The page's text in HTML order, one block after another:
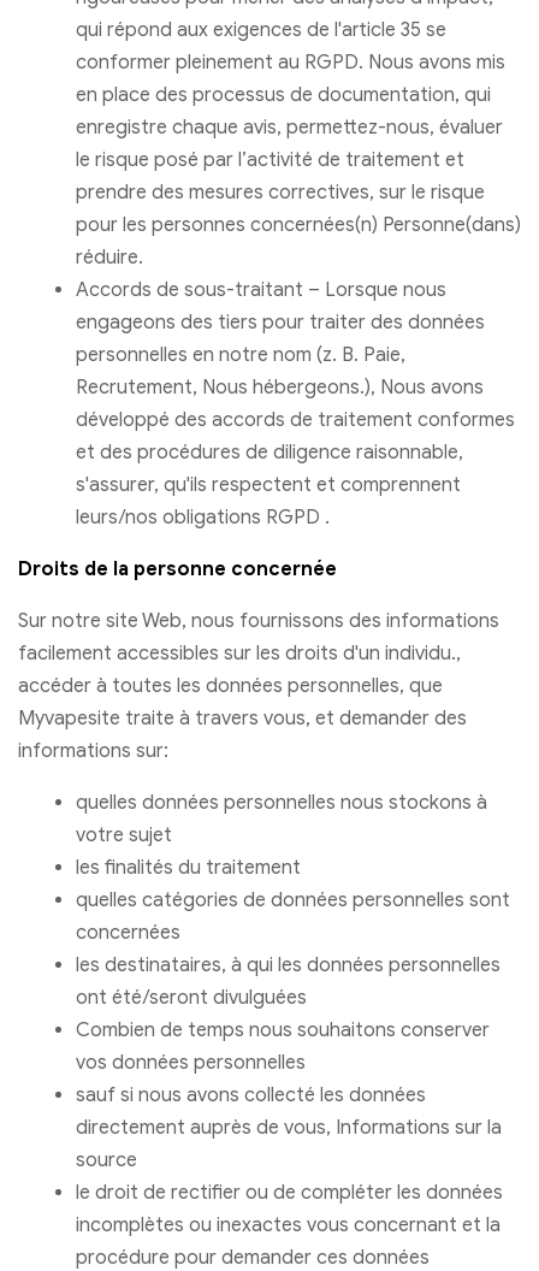
qui répond aux exigences de l'article 35 se
conformer pleinement au RGPD. Nous avons mis
en place des processus de documentation, qui
enregistre chaque avis, permettez-nous, évaluer
le risque posé par l’activité de traitement et
prendre des mesures correctives, sur le risque
pour les personnes concernées(n) Personne(dans)
réduire.
Accords de sous-traitant – Lorsque nous
engageons des tiers pour traiter des données
personnelles en notre nom (z. B. Paie,
Recrutement, Nous hébergeons.), Nous avons
développé des accords de traitement conformes
et des procédures de diligence raisonnable,
s'assurer, qu'ils respectent et comprennent
leurs/nos obligations RGPD .
Droits de la personne concernée
Sur notre site Web, nous fournissons des informations
facilement accessibles sur les droits d'un individu.,
accéder à toutes les données personnelles, que
Myvapesite traite à travers vous, et demander des
informations sur:
quelles données personnelles nous stockons à
votre sujet
les finalités du traitement
quelles catégories de données personnelles sont
concernées
les destinataires, à qui les données personnelles
ont été/seront divulguées
Combien de temps nous souhaitons conserver
vos données personnelles
sauf si nous avons collecté les données
directement auprès de vous, Informations sur la
source
le droit de rectifier ou de compléter les données
incomplètes ou inexactes vous concernant et la
procédure pour demander ces données